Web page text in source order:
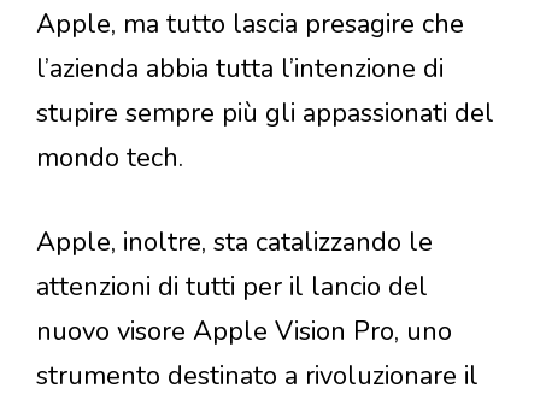
Apple, ma tutto lascia presagire che
l’azienda abbia tutta l’intenzione di
stupire sempre più gli appassionati del
mondo tech.
Apple, inoltre, sta catalizzando le
attenzioni di tutti per il lancio del
nuovo visore Apple Vision Pro, uno
strumento destinato a rivoluzionare il